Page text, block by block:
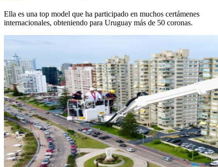
Ella es una top model que ha participado en muchos certámenes
internacionales, obteniendo para Uruguay más de 50 coronas.